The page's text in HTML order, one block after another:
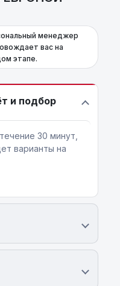
менеджер
вас на
этапе.
и подбор
30 минут,
варианты на